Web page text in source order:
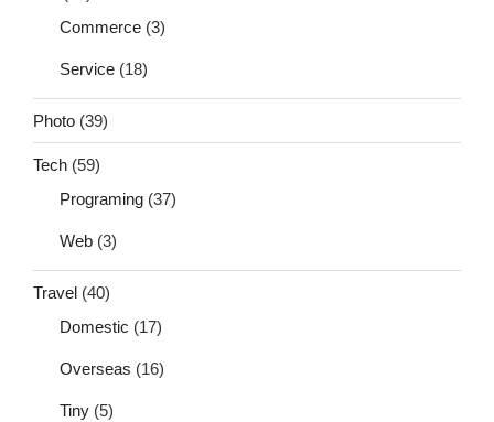
Commerce (3)
Service (18)
Photo (39)
Tech (59)
Programing (37)
Web (3)
Travel (40)
Domestic (17)
Overseas (16)
Tiny (5)